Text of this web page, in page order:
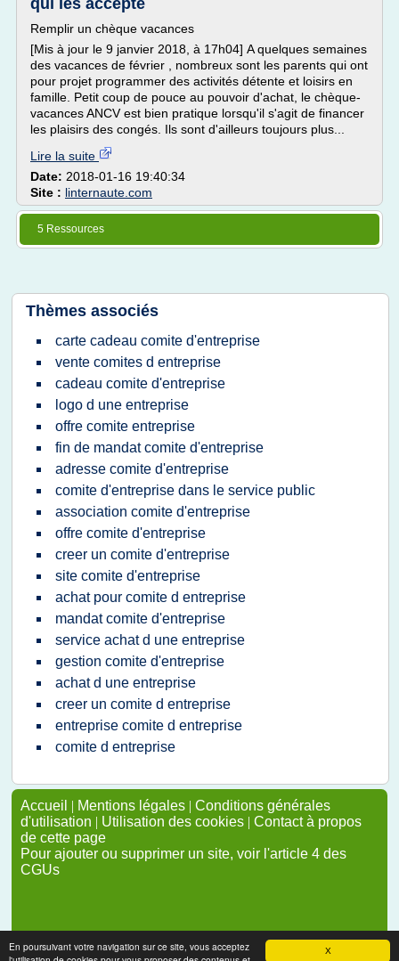
X
En poursuivant votre navigation sur ce site, vous acceptez
qui les accepte
Remplir un chèque vacances
[Mis à jour le 9 janvier 2018, à 17h04] A quelques semaines
des vacances de février , nombreux sont les parents qui ont
pour projet programmer des activités détente et loisirs en
famille. Petit coup de pouce au pouvoir d'achat, le chèque-
vacances ANCV est bien pratique lorsqu'il s'agit de financer
les plaisirs des congés. Ils sont d'ailleurs toujours plus...
Lire la suite
Date: 2018-01-16 19:40:34
Site : linternaute.com
5 Ressources
Thèmes associés
carte cadeau comite d'entreprise
vente comites d entreprise
cadeau comite d'entreprise
logo d une entreprise
offre comite entreprise
fin de mandat comite d'entreprise
adresse comite d'entreprise
comite d'entreprise dans le service public
association comite d'entreprise
offre comite d'entreprise
creer un comite d'entreprise
site comite d'entreprise
achat pour comite d entreprise
mandat comite d'entreprise
service achat d une entreprise
gestion comite d'entreprise
achat d une entreprise
creer un comite d entreprise
entreprise comite d entreprise
comite d entreprise
Accueil | Mentions légales | Conditions générales
d'utilisation | Utilisation des cookies | Contact à propos
de cette page
Pour ajouter ou supprimer un site, voir l'article 4 des
CGUs